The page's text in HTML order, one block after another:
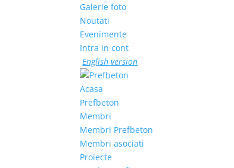
Galerie foto
Noutati
Evenimente
Intra in cont
English version
Acasa
Prefbeton
Membri
Membri Prefbeton
Membri asociati
Proiecte